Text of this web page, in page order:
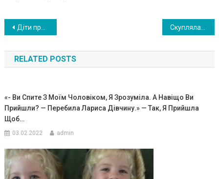
Навигация
по
записям
Діти приїхали до нас після роботи і за столом почалася дуже неприємна розмова. Невістка заявила, що вони вирішили продати квартиру і купити трикімнатну. Ми заперечили, і сказали, що квартира хоч і сина, але куплена за наші гроші. І заявили категоричну відмову. Син просто сидів мовчки, сказав, що йому все одно – двокімнатна чи трикімнатна квартира. А невістка сказала, якщо так, значить, буде розлучення
RELATED POSTS
«- Ви Cпитe З Моїм Чоловіком, Я Зрозуміла. А Навіщо Ви
Прийшли? — Перебила Лариса Дівчину.» — Так, Я Прийшла
Щоб…
03.02.2022 admin